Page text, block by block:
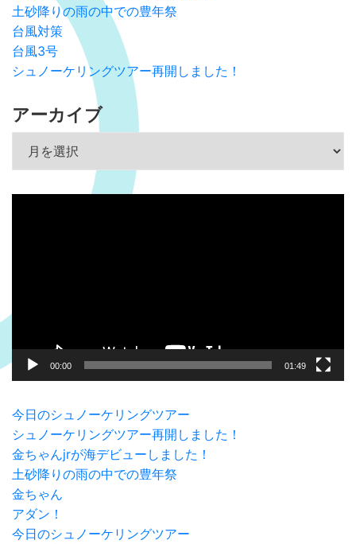
土砂降りの雨の中での豊年祭
台風対策
台風3号
シュノーケリングツアー再開しました！
アーカイブ
ー
00:00 01:49
今日のシュノーケリングツアー
シュノーケリングツアー再開しました！
金ちゃんjrが海デビューしました！
土砂降りの雨の中での豊年祭
金ちゃん
アダン！
今日のシュノーケリングツアー